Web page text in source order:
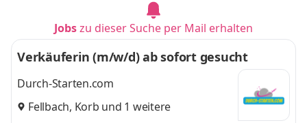
Jobszu dieser Suche per Mail erhalten
Verkäuferin (m/w/d) ab sofort gesucht
Durch-Starten.com
Fellbach, Korb und 1 weitere